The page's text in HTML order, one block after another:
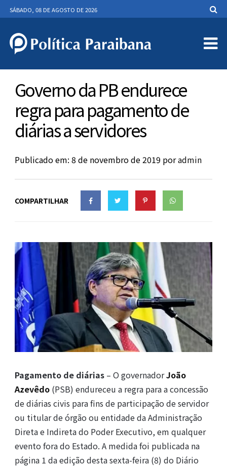
SÁBADO, 08 DE AGOSTO DE 2026
Governo da PB endurece
regra para pagamento de
diárias a servidores
Publicado em: 8 de novembro de 2019 poradmin
COMPARTILHAR
Pagamento de diárias– O governadorJoão
Azevêdo(PSB) endureceu a regra para a concessão
de diárias civis para fins de participação de servidor
ou titular de órgão ou entidade da Administração
Direta e Indireta do Poder Executivo, em qualquer
evento fora do Estado. A medida foi publicada na
página 1 da edição desta sexta-feira (8) do Diário